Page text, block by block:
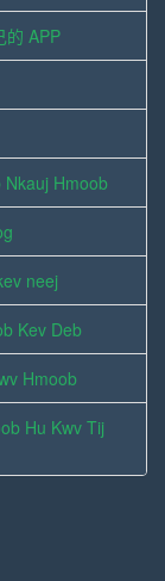
APP
Nkauj Hmoob
neej
Kev Deb
Hmoob
Hu Kwv Tij